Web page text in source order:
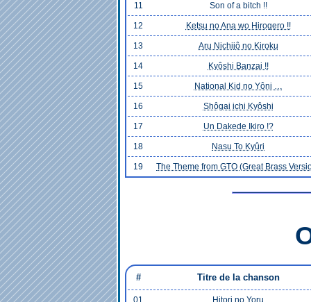
11 Son of a bitch !!
12 Ketsu no Ana wo Hirogero !!
13 Aru Nichijô no Kiroku
14 Kyôshi Banzai !!
15 National Kid no Yôni …
16 Shôgai ichi Kyôshi
17 Un Dakede Ikiro !?
18 Nasu To Kyûri
19 The Theme from GTO (Great Brass
# Titre de la chanson
01 Hitori no Yoru